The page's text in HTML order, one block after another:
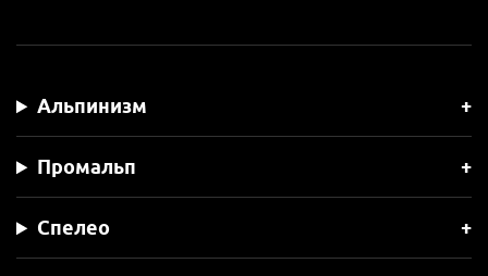
Альпинизм
Промальп
Спелео